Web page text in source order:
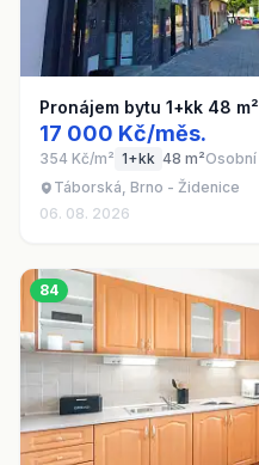
Pronájem bytu 1+kk 48 m²
17 000 Kč/měs.
354 Kč/m² 1+kk 48 m²Osobní
Táborská, Brno - Židenice
06. 08. 2026
84